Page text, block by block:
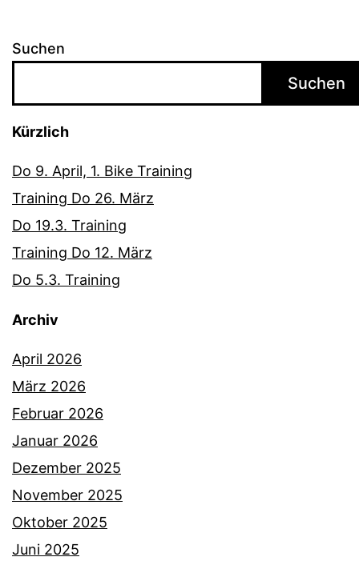
Suchen
Suchen
Kürzlich
Do 9. April, 1. Bike Training
Training Do 26. März
Do 19.3. Training
Training Do 12. März
Do 5.3. Training
Archiv
April 2026
März 2026
Februar 2026
Januar 2026
Dezember 2025
November 2025
Oktober 2025
Juni 2025